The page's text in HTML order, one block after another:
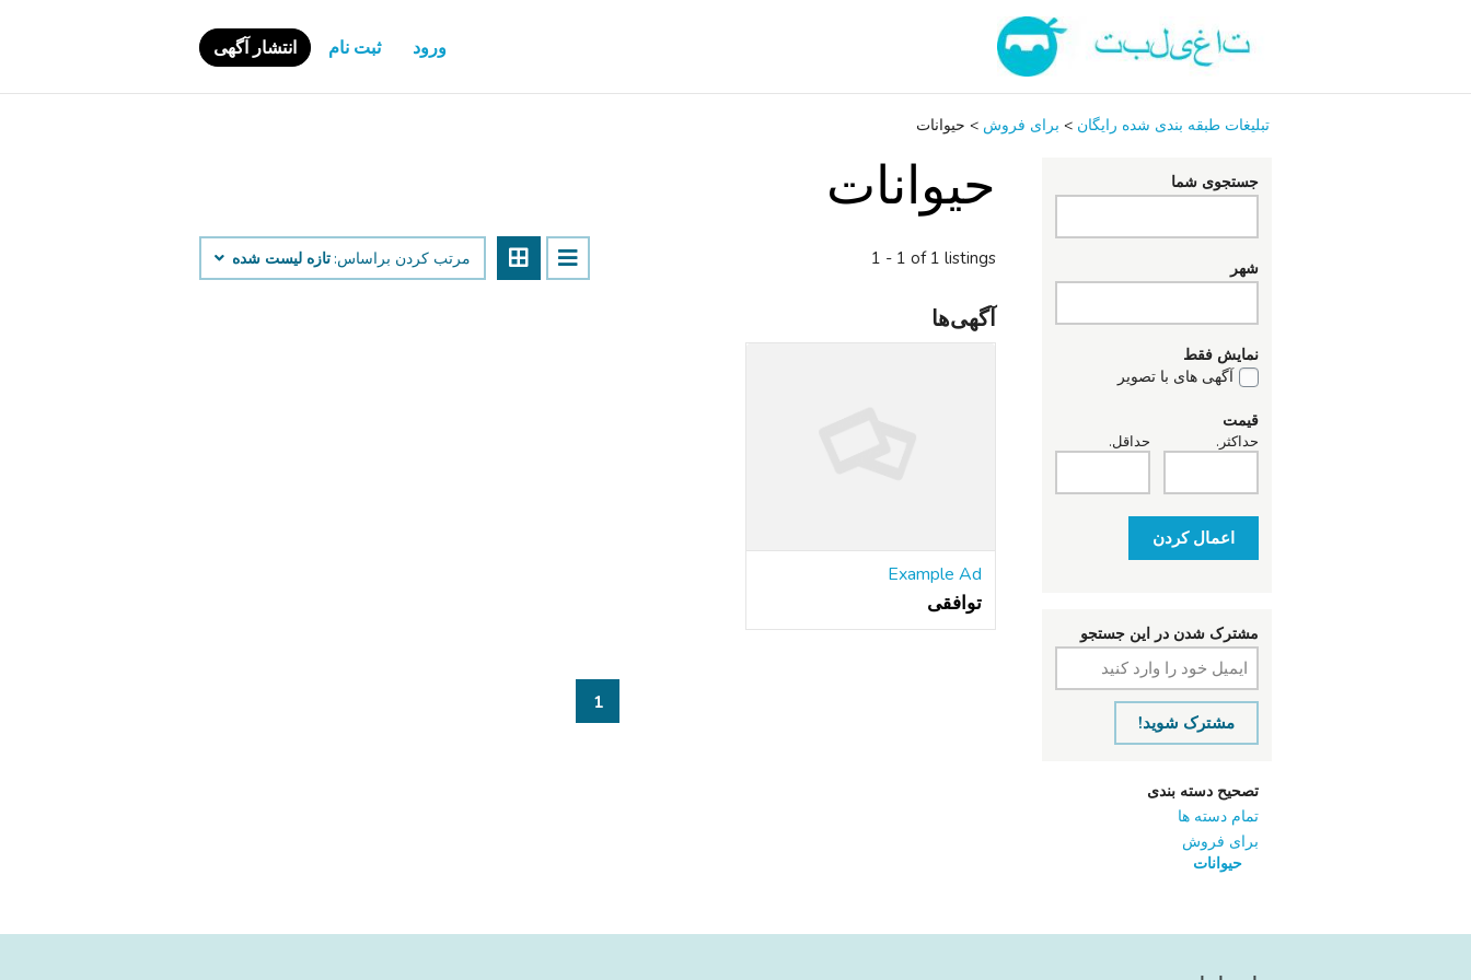
ورود ثبت نام انتشار آگهی
تبلیغات طبقه بندی شده رایگان > برای فروش > حیوانات
جستجوی شما
شهر
نمایش فقط
آگهی های با تصویر
قیمت
حداقل. حداکثر.
اعمال کردن
مشترک شدن در این جستجو
مشترک شوید!
تصحیح دسته بندی
تمام دسته ها
برای فروش
حیوانات
حیوانات
1 - 1 of 1 listings مرتب کردن براساس: تازه لیست شده
آگهی‌ها
Example Ad
توافقی
1